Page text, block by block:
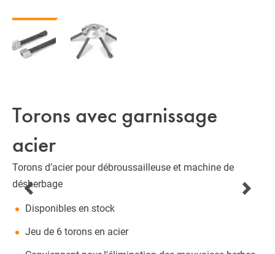
Torons avec garnissage
acier
Torons d’acier pour débroussailleuse et machine de
désherbage
Disponibles en stock
Jeu de 6 torons en acier